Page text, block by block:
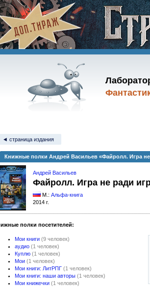
◄ страница издания
Книжные полки Андрей Васильев «Файролл. Игра
Андрей Васильев
Файролл. Игра не ради
М.: Альфа-книга
2014 г.
полки посетителей:
Мои книги (9 человек)
аудио (1 человек)
Куплю (1 человек)
Мои (1 человек)
Мои книги: ЛитРПГ (1 человек)
Мои книги: наши авторы (1 человек)
Мои книжечки (1 человек)